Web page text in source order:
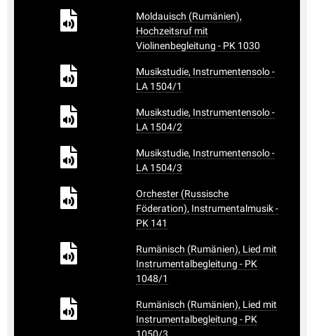
Moldauisch (Rumänien),
Hochzeitsruf mit
Violinenbegleitung - PK 1030
Musikstudie, Instrumentensolo -
LA 1504/1
Musikstudie, Instrumentensolo -
LA 1504/2
Musikstudie, Instrumentensolo -
LA 1504/3
Orchester (Russische
Föderation), Instrumentalmusik -
PK 141
Rumänisch (Rumänien), Lied mit
Instrumentalbegleitung - PK
1048/1
Rumänisch (Rumänien), Lied mit
Instrumentalbegleitung - PK
1050/3